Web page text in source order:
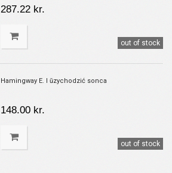
287.22 kr.
out of stock
Hamingway E. I ŭzychodzić sonca
148.00 kr.
out of stock